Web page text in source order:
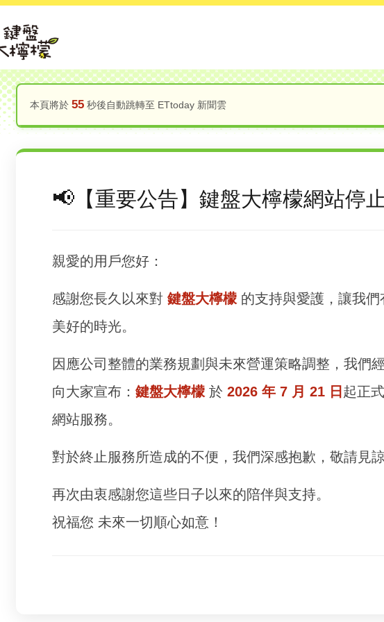
本頁將於 55秒後自動跳轉至 ETtoday 新聞雲
【重要公告】鍵盤大檸檬網站停
親愛的用戶您好：
感謝您長久以來對 鍵盤大檸檬 的支持與愛護，讓我
美好的時光。
因應公司整體的業務規劃與未來營運策略調整，我們
向大家宣布： 鍵盤大檸檬 於 2026 年 7 月 21 日 起正
網站服務。
對於終止服務所造成的不便，我們深感抱歉，敬請見諒
再次由衷感謝您這些日子以來的陪伴與支持。
祝福您 未來一切順心如意！